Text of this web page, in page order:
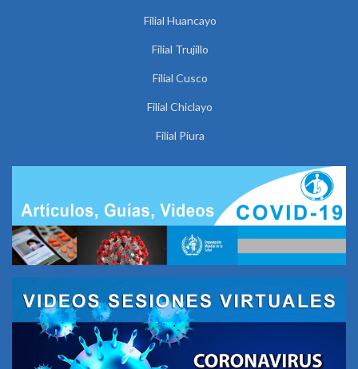
Filial Huancayo
Filial Trujillo
Filial Cusco
Filial Chiclayo
Filial Piura